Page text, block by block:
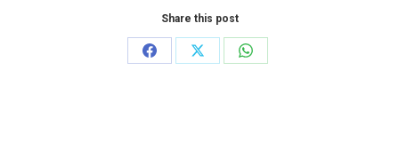
Share this post
Share
Share
Share